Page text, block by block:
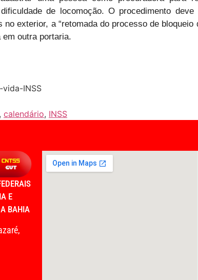
de locomoção. O procedimento
no exterior, a “retomada do processo de
em outra portaria.
, calendário, INSS
E
BAHIA